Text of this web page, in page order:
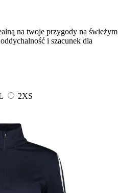
na twoje przygody na świeżym
i szacunek dla
2XS